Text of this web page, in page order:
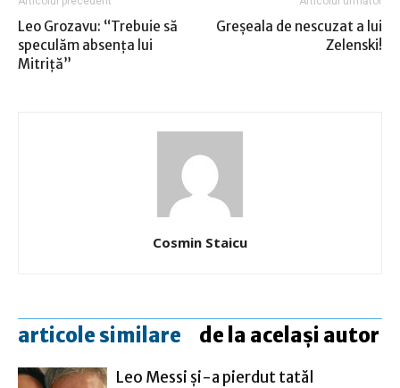
Leo Grozavu: “Trebuie să
speculăm absenţa lui
Mitriţă”
Greşeala de nescuzat a lui
Zelenski!
Cosmin Staicu
articole similare de la același autor
Leo Messi şi-a pierdut tatăl